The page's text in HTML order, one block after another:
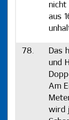
nicht
aus
78.
Das
und
Am
wird